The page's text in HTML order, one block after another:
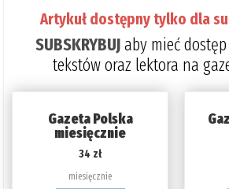
Artykuł dostępny tylko dla
SUBSKRYBUJaby mieć
tekstów oraz lektora na
Gazeta Polska
miesięcznie
34 zł
miesięcznie